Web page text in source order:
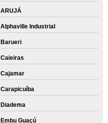
ARUJÁ
Alphaville Industrial
Barueri
Caieiras
Cajamar
Carapicuíba
Diadema
Embu Guaçú